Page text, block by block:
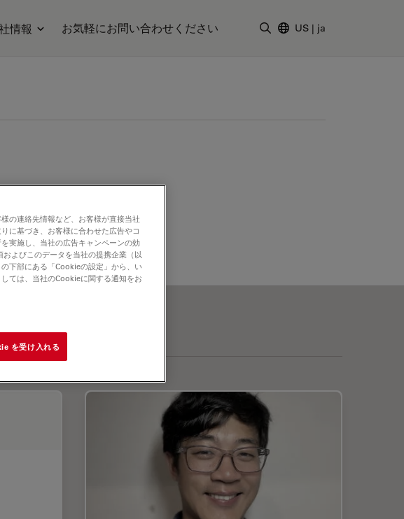
情報 お気軽にお問い合わせください US | ja
ださい。
の連絡先情報など、お客様が直接当社
に基づき、お客様に合わせた広告やコ
実施し、当社の広告キャンペーンの効
よびこのデータを当社の提携企業（以
下部にある「Cookieの設定」から、い
ては、当社のCookieに関する通知をお
を受け入れる